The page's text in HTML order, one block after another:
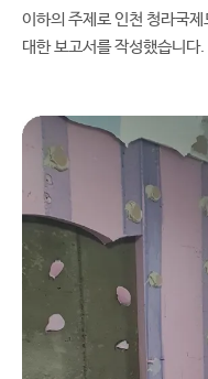
이하의 주제로 인천 청라국
대한 보고서를 작성했습니다.